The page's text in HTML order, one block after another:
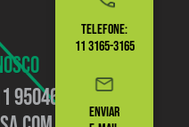
95046.5569
TELEFONE:
11 3165-3165
ENVIAR